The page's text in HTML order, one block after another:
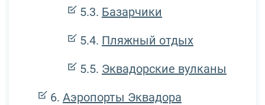
Базарчики
Пляжный отдых
Эквадорские вулканы
Аэропорты Эквадора